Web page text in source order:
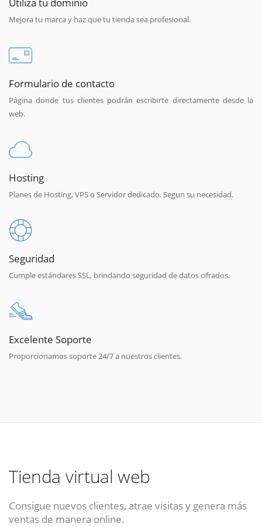
Mejora tu marca y haz que tu tienda sea profesional.
Formulario de contacto
Página donde tus clientes podrán escribirte directamente desde la
web.
Hosting
Planes de Hosting, VPS o Servidor dedicado. Segun su necesidad.
Seguridad
Cumple estándares SSL, brindando seguridad de datos cifrados.
Excelente Soporte
Proporcionamos soporte 24/7 a nuestros clientes.
Tienda virtual web
Consigue nuevos clientes, atrae visitas y genera más
ventas de manera online.